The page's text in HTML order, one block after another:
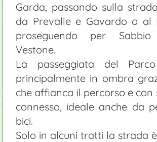
Garda, passando sulla
da Prevalle e Gavardo o al
proseguendo per
Vestone.
La passeggiata del
principalmente in ombra
che affianca il percorso e con
connesso, ideale anche da
bici.
Solo in alcuni tratti la strada